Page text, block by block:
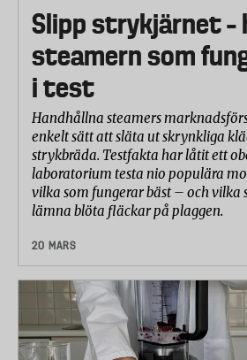
Slipp strykjärnet –
steamern som
i test
Handhållna steamers
enkelt sätt att släta ut skrynkliga
strykbräda. Testfakta har låtit ett
laboratorium testa nio populära
vilka som fungerar bäst – och vilka
lämna blöta fläckar på plaggen.
20 MARS